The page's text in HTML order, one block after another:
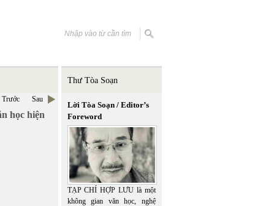
Trước Sau
học hiện
Thư Tòa Soạn
Lời Tòa Soạn / Editor’s
Foreword
TẠP CHÍ HỢP LƯU là một
không gian văn học, nghệ